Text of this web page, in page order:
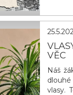
naší
VĚC
Náš
vlasy.